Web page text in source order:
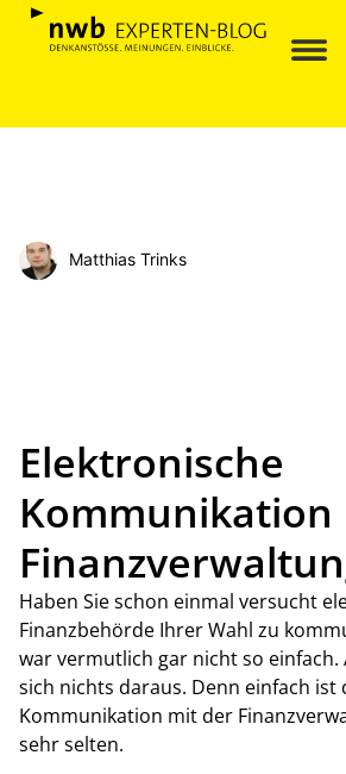
Matthias Trinks
Elektronische
Haben Sie schon einmal versucht
Finanzbehörde Ihrer Wahl zu
war vermutlich gar nicht so einfach.
sich nichts daraus. Denn einfach ist
Kommunikation mit der
sehr selten.